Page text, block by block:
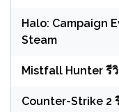
Halo: Campaign
Steam
Mistfall Hunter รี
Counter-Strike 2